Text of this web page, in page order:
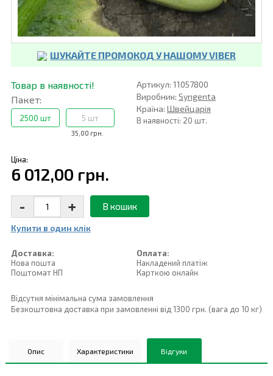
ШУКАЙТЕ ПРОМОКОД У НАШОМУ VIBER
Товар в наявності!
Пакет:
2500 шт
35,00 грн.
5 шт
Артикул: 11057800
Виробник: Syngenta
Країна: Швейцарія
В наявності: 20 шт.
Ціна:
6 012,00 грн.
- + В кошик
Купити в один клiк
Доставка:
Нова пошта
Поштомат НП
Оплата:
Накладений платiж
Карткою онлайн
Відсутня мінімальна сума замовлення
Безкоштовна доставка при замовленні від 1300 грн. (вага до 10 кг)
Опис Характеристики Відгуки